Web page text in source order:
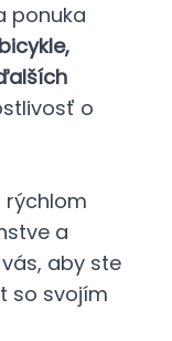
ponuka
o
rýchlom
a
aby ste
so svojím